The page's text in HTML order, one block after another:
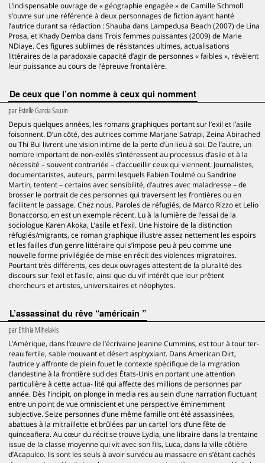
L’indispensable ouvrage de « géographie engagée » de Camille Schmoll
s’ouvre sur une référence à deux personnages de fiction ayant hanté
l’autrice durant sa rédaction : Shauba dans Lampedusa Beach (2007) de Lina
Prosa, et Khady Demba dans Trois femmes puissantes (2009) de Marie
NDiaye. Ces figures sublimes de résistances ultimes, actualisations
littéraires de la paradoxale capacité d’agir de personnes « faibles », révèlent
leur puissance au cours de l’épreuve frontalière.
De ceux que l’on nomme à ceux qui nomment
parEstelle Garcia Sauzin
Depuis quelques années, les romans graphiques portant sur l’exil et l’asile
foisonnent. D’un côté, des autrices comme Marjane Satrapi, Zeina Abirached
ou Thi Bui livrent une vision intime de la perte d’un lieu à soi. De l’autre, un
nombre important de non-exilés s’intéressent au processus d’asile et à la
nécessité – souvent contrariée – d’accueillir ceux qui viennent. Journalistes,
documentaristes, auteurs, parmi lesquels Fabien Toulmé ou Sandrine
Martin, tentent – certains avec sensibilité, d’autres avec maladresse – de
brosser le portrait de ces personnes qui traversent les frontières ou en
facilitent le passage. Chez nous. Paroles de réfugiés, de Marco Rizzo et Lelio
Bonaccorso, en est un exemple récent. Lu à la lumière de l’essai de la
sociologue Karen Akoka, L’asile et l’exil. Une histoire de la distinction
réfugiés/migrants, ce roman graphique illustre assez nettement les espoirs
et les failles d’un genre littéraire qui s’impose peu à peu comme une
nouvelle forme privilégiée de mise en récit des violences migratoires.
Pourtant très différents, ces deux ouvrages attestent de la pluralité des
discours sur l’exil et l’asile, ainsi que du vif intérêt que leur prêtent
chercheurs et artistes, universitaires et néophytes.
L’assassinat du rêve “américain ”
parEftihia Mihelakis
L’Amérique, dans l’œuvre de l’écrivaine Jeanine Cummins, est tour à tour ter-
reau fertile, sable mouvant et désert asphyxiant. Dans American Dirt,
l’autrice y affronte de plein fouet le contexte spécifique de la migration
clandestine à la frontière sud des États-Unis en portant une attention
particulière à cette actua- lité qui affecte des millions de personnes par
année. Dès l’incipit, on plonge in media res au sein d’une narration fluctuant
entre un point de vue omniscient et une perspective éminemment
subjective. Seize personnes d’une même famille ont été assassinées,
abattues à la mitraillette et brûlées par un cartel lors d’une fête de
quinceañera. Au cœur du récit se trouve Lydia, une libraire dans la trentaine
issue de la classe moyenne qui vit avec son fils, Luca, dans la ville côtière
d’Acapulco. Ils sont les seuls à avoir survécu au massacre en s’étant cachés